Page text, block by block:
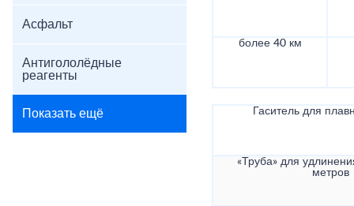
Асфальт
Антигололёдные
реагенты
Показать ещё
более 40 км
Гаситель для
«Труба» для
метров